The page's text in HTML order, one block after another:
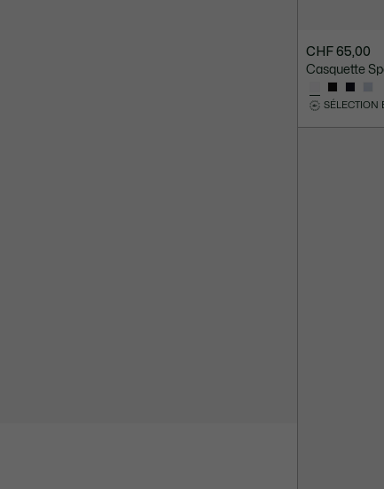
CHF 65,00
Casquette
SÉLECTION